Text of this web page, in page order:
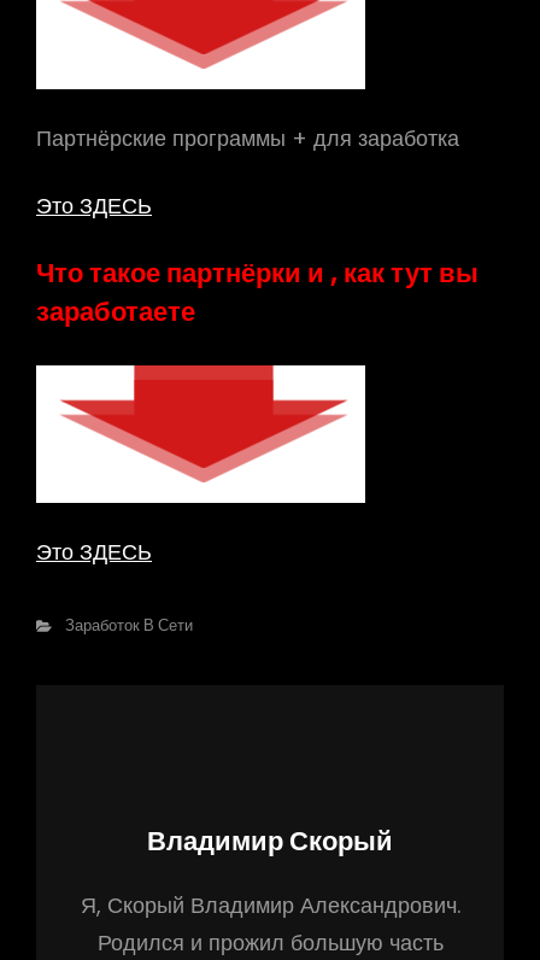
Партнёрские программы + для заработка
Это ЗДЕСЬ
Что такое партнёрки и , как тут вы
заработаете
Это ЗДЕСЬ
Рубрики
Заработок В Сети
Автор:
Владимир Скорый
Я, Скорый Владимир Александрович.
Родился и прожил большую часть